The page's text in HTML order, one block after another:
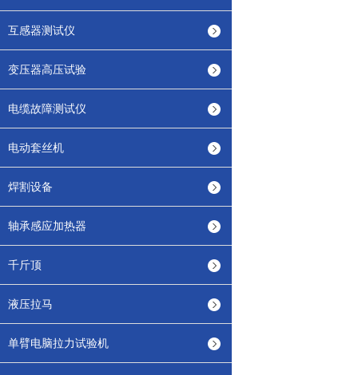
互感器测试仪
变压器高压试验
电缆故障测试仪
电动套丝机
焊割设备
轴承感应加热器
千斤顶
液压拉马
单臂电脑拉力试验机